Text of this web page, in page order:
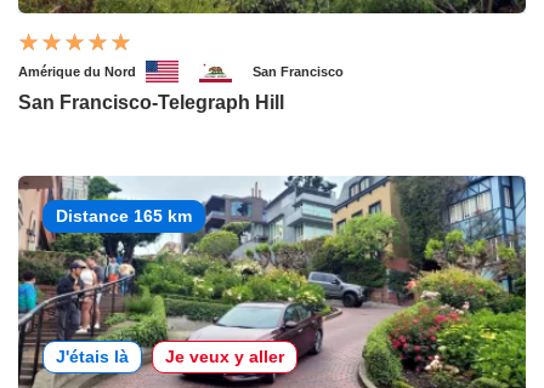
Amérique du Nord San Francisco
San Francisco-Telegraph Hill
Distance 165 km
J'étais là Je veux y aller